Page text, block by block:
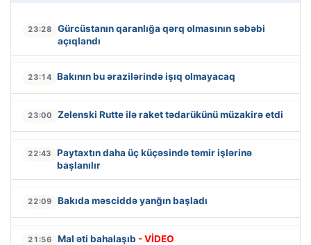
23:28
Gürcüstanın qaranlığa qərq olmasının səbəbi
açıqlandı
23:14 Bakının bu ərazilərində işıq olmayacaq
23:00 Zelenski Rutte ilə raket tədarükünü müzakirə etdi
22:43
Paytaxtın daha üç küçəsində təmir işlərinə
başlanılır
22:09 Bakıda məsciddə yanğın başladı
21:56 Mal əti bahalaşıb - VİDEO